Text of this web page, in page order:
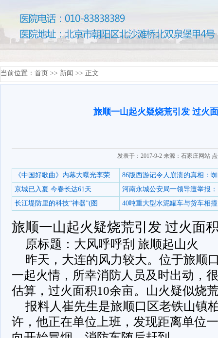
当前位置： 首页 >> 新闻 >> 正文
旅顺一山起火疑烧荒引发 过火
发表于：2017-9-2 来源：石家庄网站
《中国好歌曲》内幕大曝光李荣
86版西游记令人崩溃的真相：蜘
京城已入夏 今春长达61天
河南永城公安局一领导遭举报：
长江堤防里的科技“神器”(图
40吨重大型水泥罐车与货车相撞
旅顺一山起火疑烧荒引发 过火面
原标题：大风呼呼刮 旅顺起山火
昨天，大连的风力较大。位于旅顺
一起火情，所幸消防人员及时出动，
估算，过火面积10余亩。山火疑似烧
报料人崔先生是旅顺口区老铁山镇
许，他正在单位上班，发现距离单位